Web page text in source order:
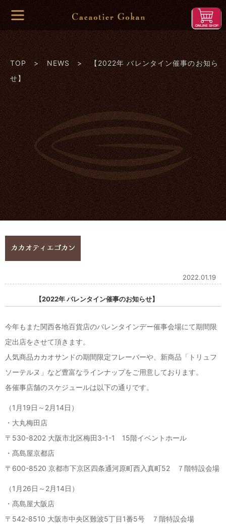
TOP > NEWS
> 【2022年 バレンタイン催事のお知ら
せ】
2022.01.19
【2022年 バレンタイン催事のお知らせ】
今年もまた関西各地百貨店のバレンタインデー催事会場にて期間限
定出店をさせて頂きます。
人気商品カカオサンドの期間限定フレーバーや、新商品「トリュフ
ソーテルヌ」など豊富なラインナップをご用意しております。
各催事店舗のスケジュールは以下の通りです。
（1月19日～2月14日）
・大丸梅田店
〒530-8202 大阪市北区梅田3-1-1 15階イベントホール
・髙島屋京都店
〒600-8520 京都市下京区四条通河原町西入真町52 ７階特設会場
（1月26日～2月14日）
・髙島屋大阪店
〒542-8510 大阪市中央区難波5丁目1番5号 ７階特設会場